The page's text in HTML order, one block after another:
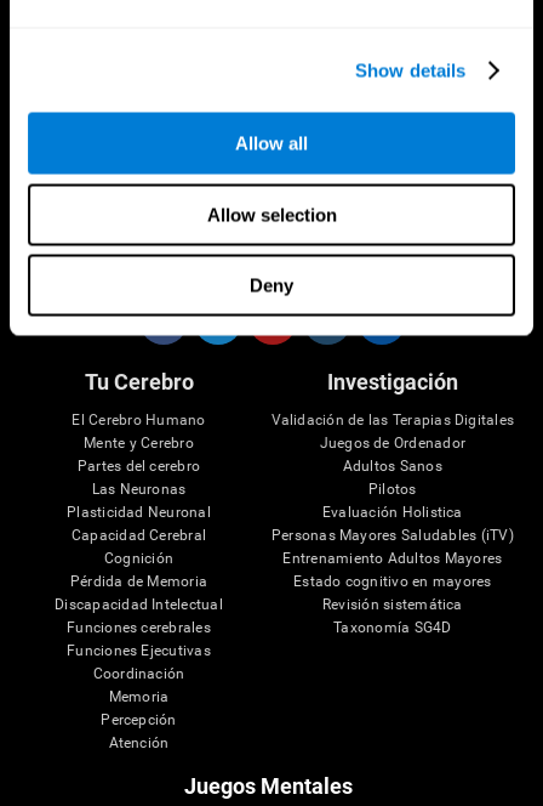
Show details
Allow all
Allow selection
Deny
Síguenos en
Tu Cerebro
El Cerebro Humano
Mente y Cerebro
Partes del cerebro
Las Neuronas
Plasticidad Neuronal
Capacidad Cerebral
Cognición
Pérdida de Memoria
Discapacidad Intelectual
Funciones cerebrales
Funciones Ejecutivas
Coordinación
Memoria
Percepción
Atención
Investigación
Validación de las Terapias Digitales
Juegos de Ordenador
Adultos Sanos
Pilotos
Evaluación Holistica
Personas Mayores Saludables (iTV)
Entrenamiento Adultos Mayores
Estado cognitivo en mayores
Revisión sistemática
Taxonomía SG4D
Juegos Mentales